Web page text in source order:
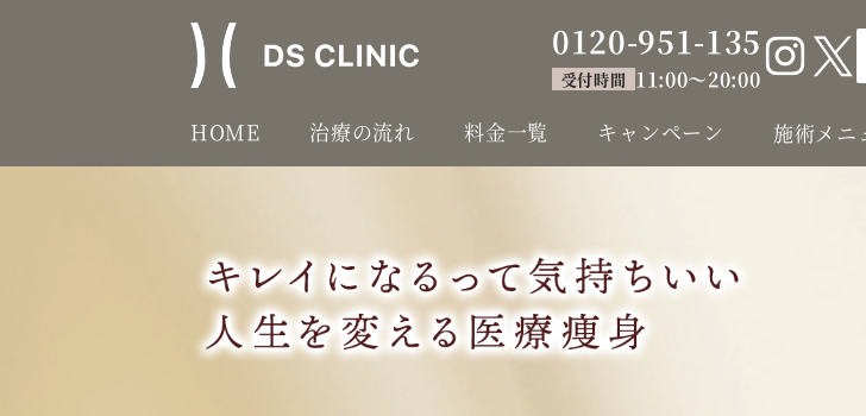
0120-951-135
受付時間 11:00～20:00
HOME 治療の流れ 料金一覧 キャンペーン 施術メニ